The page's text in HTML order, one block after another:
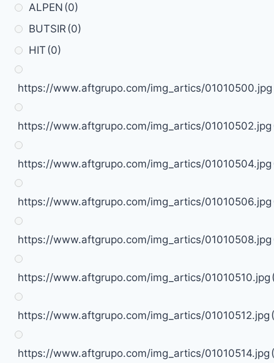
ALPEN (0)
BUTSIR (0)
HIT (0)
https://www.aftgrupo.com/img_artics/01010500.jpg
https://www.aftgrupo.com/img_artics/01010502.jpg
https://www.aftgrupo.com/img_artics/01010504.jpg
https://www.aftgrupo.com/img_artics/01010506.jpg
https://www.aftgrupo.com/img_artics/01010508.jpg
https://www.aftgrupo.com/img_artics/01010510.jpg
https://www.aftgrupo.com/img_artics/01010512.jpg
https://www.aftgrupo.com/img_artics/01010514.jpg